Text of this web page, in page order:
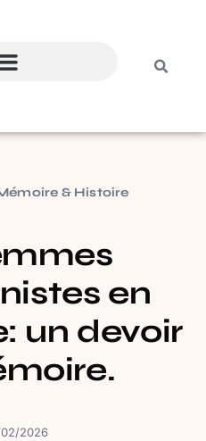
& Histoire
en
un devoir
2026